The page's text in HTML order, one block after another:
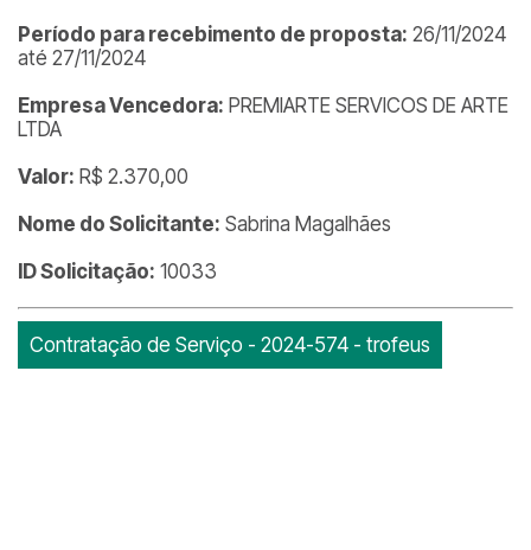
Período para recebimento de proposta: 26/11/2024
até 27/11/2024
Empresa Vencedora: PREMIARTE SERVICOS DE ARTE
LTDA
Valor: R$ 2.370,00
Nome do Solicitante: Sabrina Magalhães
ID Solicitação: 10033
Contratação de Serviço - 2024-574 - trofeus